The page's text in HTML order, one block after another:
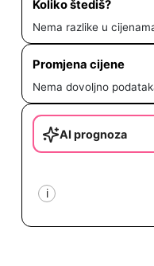
Koliko štediš?
Nema razlike u
Promjena cijene
Nema dovoljno
AI prognoza
i